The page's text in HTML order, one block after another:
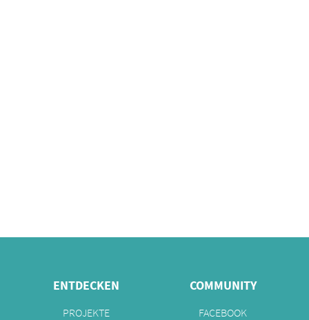
ENTDECKEN
PROJEKTE
COMMUNITY
FACEBOOK